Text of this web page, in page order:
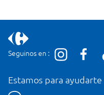
Seguinos en :
Estamos para ayudarte